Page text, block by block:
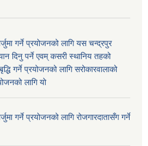
गर्ने प्रयोजनको लागि यस चन्द्रपुर
दिनु पर्ने एवम् कसरी स्थानिय तहको
गर्ने प्रयोजनको लागि सरोकारवालाको
लागि यो
गर्ने प्रयोजनको लागि रोजगारदातासँग गर्ने